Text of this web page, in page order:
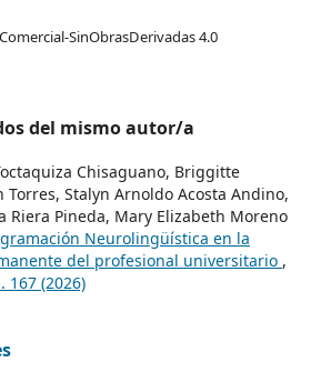
SinObrasDerivadas 4.0
del mismo autor/a
Chisaguano, Briggitte
Torres, Stalyn Arnoldo Acosta Andino,
Riera Pineda, Mary Elizabeth Moreno
Neurolingüística en la
del profesional universitario ,
167 (2026)